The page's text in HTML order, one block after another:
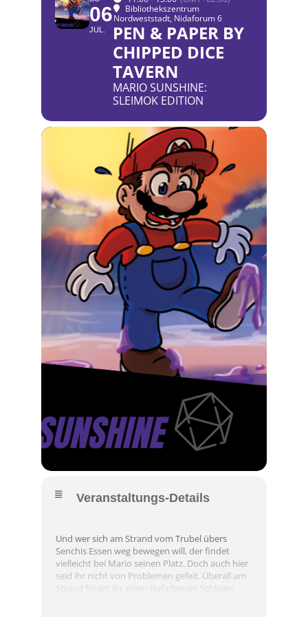
06
JUL.
Bibliothekszentrum
Nordweststadt, Nidaforum 6
PEN & PAPER BY
CHIPPED DICE
TAVERN
MARIO SUNSHINE:
SLEIMOK EDITION
Veranstaltungs-Details
Und wer sich am Strand vom Trubel übers
Senchis Essen weg bewegen will, der findet
vielleicht bei Mario seinen Platz. Doch auch hier
seid ihr nicht von Problemen gefeit. Überall am
Strand findet ihr einen lilafarbenen Schleim!